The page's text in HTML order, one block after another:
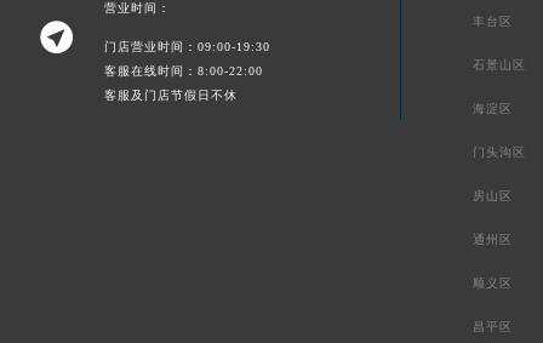

营业时间：
门店营业时间：09:00-19:30
客服在线时间：8:00-22:00
客服及门店节假日不休
丰台区
石景山区
海淀区
门头沟区
房山区
通州区
顺义区
昌平区